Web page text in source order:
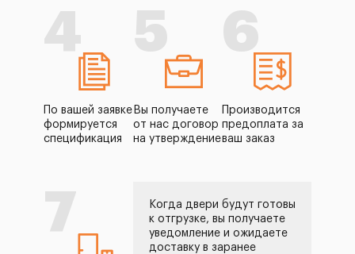
4
По вашей заявке
формируется
спецификация
5
Вы получаете
от нас договор
на утверждение
6
Производится
предоплата за
ваш заказ
7
Когда двери будут готовы
к отгрузке, вы получаете
уведомление и ожидаете
доставку в заранее